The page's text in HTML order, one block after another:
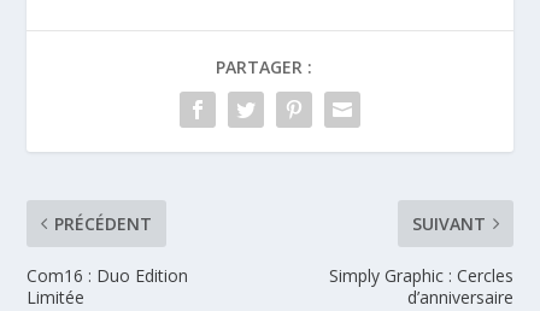
PARTAGER :
PRÉCÉDENT
Com16 : Duo Edition
Limitée
SUIVANT
Simply Graphic : Cercles
d’anniversaire